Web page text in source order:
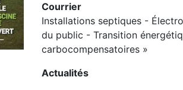
Courrier
Installations septiques -
du public - Transition
carbocompensatoires »
Actualités